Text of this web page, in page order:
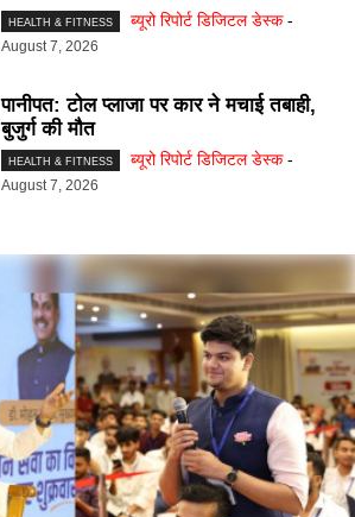
HEALTH & FITNESS ब्यूरो रिपोर्ट डिजिटल डेस्क -
August 7, 2026
पानीपत: टोल प्लाजा पर कार ने मचाई तबाही,
बुजुर्ग की मौत
HEALTH & FITNESS ब्यूरो रिपोर्ट डिजिटल डेस्क -
August 7, 2026